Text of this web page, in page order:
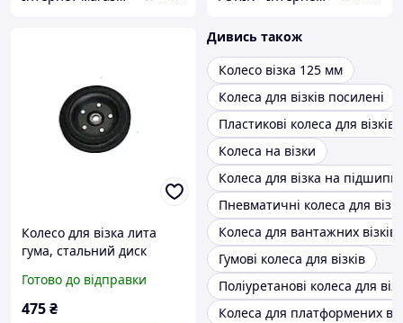
Колесо для візка лита
гума, стальний диск
БЄМАС
Готово до відправки
475₴
Дивись також
Колесо візка 125 мм
Колеса для візків посилені
Пластикові колеса для візків
Колеса на візки
Колеса для візка на
Пневматичні колеса для
Колеса для вантажних візків
Гумові колеса для візків
Поліуретанові колеса для
Колеса для платформених